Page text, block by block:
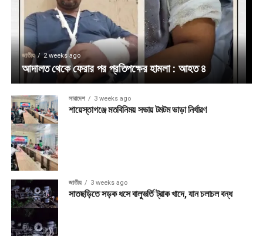
জাতীয় 2 weeks ago
আদালত থেকে ফেরার পর প্রতিপক্ষের হামলা : আহত ৪
সারাদেশ 3 weeks ago
শায়েস্তাগঞ্জে মতবিনিময় সভায় টমটম ভাড়া নির্ধারণ
জাতীয় 3 weeks ago
সাতছড়িতে সড়ক ধসে বালুভর্তি ট্রাক খাদে, যান চলাচল বন্ধ